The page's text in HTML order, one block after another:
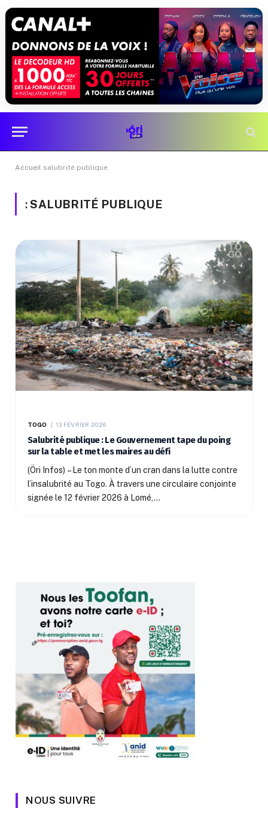
Accueil salubrité publique
:SALUBRITÉ PUBLIQUE
TOGO 13 FÉVRIER 2026
Salubrité publique : Le Gouvernement tape du poing
sur la table et met les maires au défi
(Öri Infos) – Le ton monte d’un cran dans la lutte contre
l’insalubrité au Togo. À travers une circulaire conjointe
signée le 12 février 2026 à Lomé,…
NOUS SUIVRE